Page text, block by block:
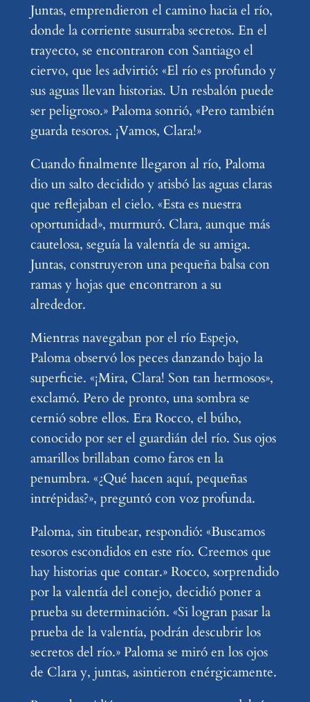
Juntas, emprendieron el camino hacia el río,
donde la corriente susurraba secretos. En el
trayecto, se encontraron con Santiago el
ciervo, que les advirtió: «El río es profundo y
sus aguas llevan historias. Un resbalón puede
ser peligroso.» Paloma sonrió, «Pero también
guarda tesoros. ¡Vamos, Clara!»
Cuando finalmente llegaron al río, Paloma
dio un salto decidido y atisbó las aguas claras
que reflejaban el cielo. «Esta es nuestra
oportunidad», murmuró. Clara, aunque más
cautelosa, seguía la valentía de su amiga.
Juntas, construyeron una pequeña balsa con
ramas y hojas que encontraron a su
alrededor.
Mientras navegaban por el río Espejo,
Paloma observó los peces danzando bajo la
superficie. «¡Mira, Clara! Son tan hermosos»,
exclamó. Pero de pronto, una sombra se
cernió sobre ellos. Era Rocco, el búho,
conocido por ser el guardián del río. Sus ojos
amarillos brillaban como faros en la
penumbra. «¿Qué hacen aquí, pequeñas
intrépidas?», preguntó con voz profunda.
Paloma, sin titubear, respondió: «Buscamos
tesoros escondidos en este río. Creemos que
hay historias que contar.» Rocco, sorprendido
por la valentía del conejo, decidió poner a
prueba su determinación. «Si logran pasar la
prueba de la valentía, podrán descubrir los
secretos del río.» Paloma se miró en los ojos
de Clara y, juntas, asintieron enérgicamente.